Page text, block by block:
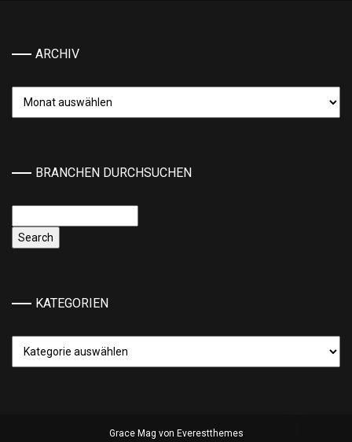
ARCHIV
BRANCHEN DURCHSUCHEN
KATEGORIEN
Grace Mag von Everestthemes